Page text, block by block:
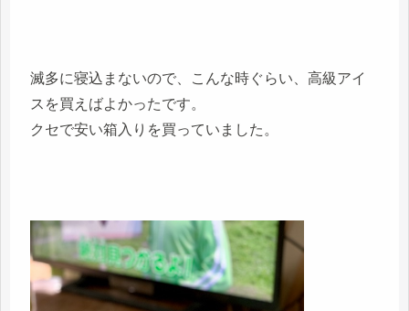
滅多に寝込まないので、こんな時ぐらい、高級アイ
スを買えばよかったです。
クセで安い箱入りを買っていました。